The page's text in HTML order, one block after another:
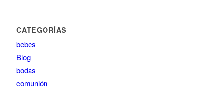
CATEGORÍAS
bebes
Blog
bodas
comunión